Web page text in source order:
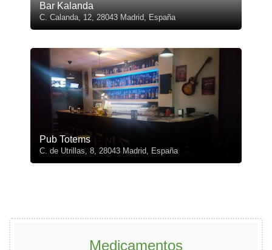
Bar Kalanda
C. Calanda, 12, 28043 Madrid, España
Pub Totems
C. de Utrillas, 8, 28043 Madrid, España
Medicamentos